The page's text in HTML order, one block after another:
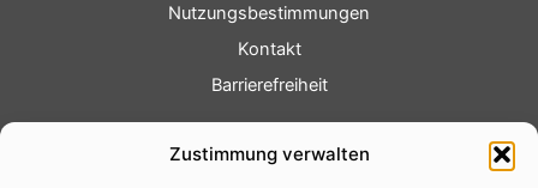
Zustimmung verwalten
Nutzungsbestimmungen
Kontakt
Barrierefreiheit
Fotoservice